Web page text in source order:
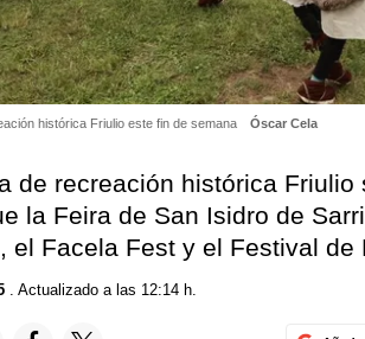
histórica Friulio este fin de semana Óscar Cela
de recreación histórica
la Feira de San Isidro de
el Facela Fest y el Festival de
. Actualizado a las 12:14 h.